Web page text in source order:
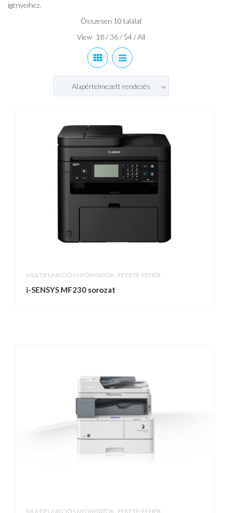
igényeihez.
Összesen 10 találat
View 18/36/ 54/All
Alapértelmezett rendezés
MULTIFUNKCIÓS NYOMTATÓK FEKETE-FEHÉR
i-SENSYS MF230 sorozat
MULTIFUNKCIÓS NYOMTATÓK FEKETE-FEHÉR